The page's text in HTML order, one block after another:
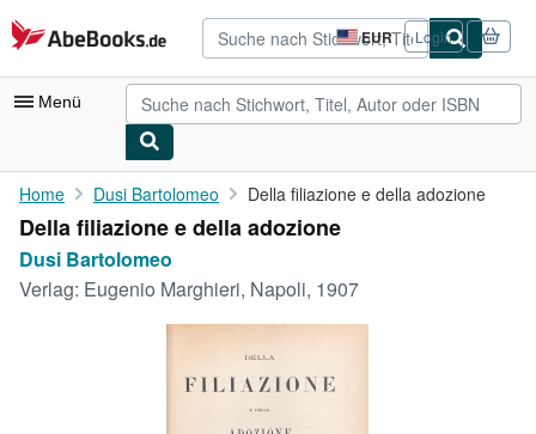
Zum Hauptinhalt
AbeBooks.de EUR
Seite
der
Einkaufseinstellungen.
Login
Menü
Nutzerkonto
Meine Bestellungen
Home Dusi Bartolomeo Della filiazione e della adozione
Della filiazione e della adozione
Dusi Bartolomeo
Verlag: Eugenio Marghieri, Napoli, 1907